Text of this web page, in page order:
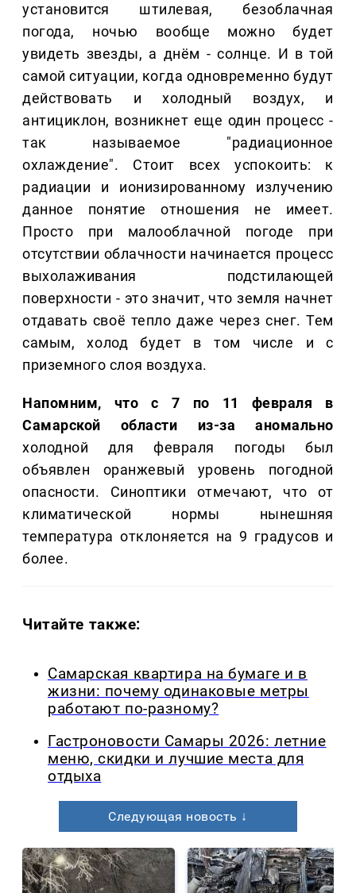
установится штилевая, безоблачная
погода, ночью вообще можно будет
увидеть звезды, а днём - солнце. И в той
самой ситуации, когда одновременно будут
действовать и холодный воздух, и
антициклон, возникнет еще один процесс -
так называемое "радиационное
охлаждение". Стоит всех успокоить: к
радиации и ионизированному излучению
данное понятие отношения не имеет.
Просто при малооблачной погоде при
отсутствии облачности начинается процесс
выхолаживания подстилающей
поверхности - это значит, что земля начнет
отдавать своё тепло даже через снег. Тем
самым, холод будет в том числе и с
приземного слоя воздуха.
Напомним, что с 7 по 11 февраля в
Самарской области из-за аномально
холодной для февраля погоды был
объявлен оранжевый уровень погодной
опасности. Синоптики отмечают, что от
климатической нормы нынешняя
температура отклоняется на 9 градусов и
более.
Читайте также:
Самарская квартира на бумаге и в
жизни: почему одинаковые метры
работают по-разному?
Гастроновости Самары 2026: летние
меню, скидки и лучшие места для
отдыха
Следующая новость ↓